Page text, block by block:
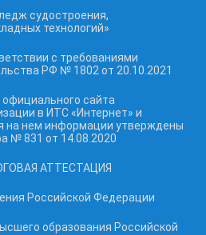
судостроения,
технологий»
с требованиями
РФ № 1802 от 20.10.2021
официального сайта
в ИТС «Интернет» и
на нем информации утверждены
№ 831 от 14.08.2020
АТТЕСТАЦИЯ
Российской Федерации
образования Российской